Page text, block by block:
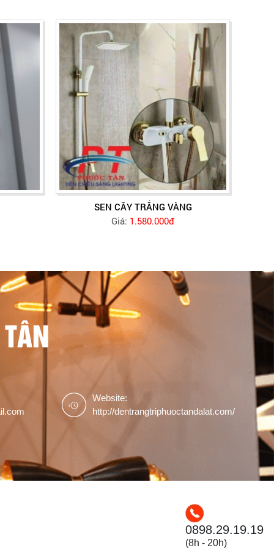
SEN CÂY TRẮNG VÀNG
Giá: 1.580.000đ
Website:
http://dentrangtriphuoctandalat.com/
0898.29.19.19
(8h - 20h)